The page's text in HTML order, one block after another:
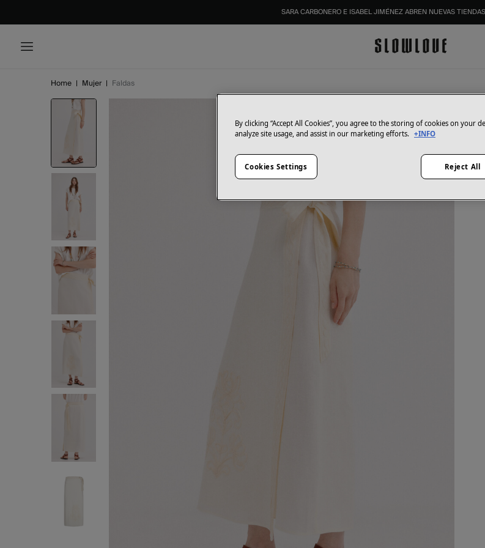
IDENTIFÍCATE COMO SOCIO Y DISFRUTA DE TODAS TUS
Home | Mujer | Faldas
By clicking “Accept All Cookies”, you agree to the storing of cookies on your
analyze site usage, and assist in our marketing efforts. +INFO
Cookies Settings Reject All